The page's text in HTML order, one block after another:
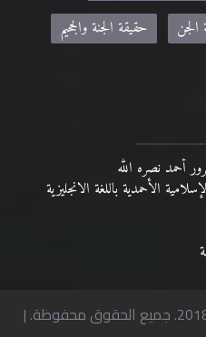
الجن
حقيقة الجنة والجحيم